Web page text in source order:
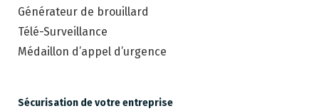
Générateur de brouillard
Télé-Surveillance
Médaillon d’appel d’urgence
Sécurisation de votre entreprise